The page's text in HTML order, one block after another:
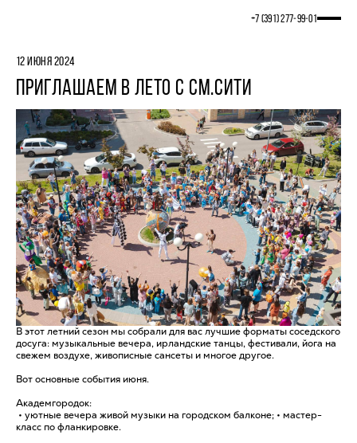
+7 (391) 277‒99‒01
12 ИЮНЯ 2024
ПРИГЛАШАЕМ В ЛЕТО С СМ.СИТИ
В этот летний сезон мы собрали для вас лучшие форматы соседского
досуга: музыкальные вечера, ирландские танцы, фестивали, йога на
свежем воздухе, живописные сансеты и многое другое.
Вот основные события июня.
Академгородок:
• уютные вечера живой музыки на городском балконе; • мастер-
класс по фланкировке.